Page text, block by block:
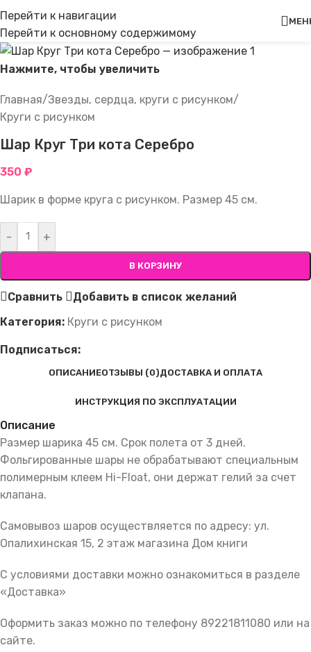
Перейти к навигации
Перейти к основному содержимому
Нажмите, чтобы увеличить
Главная/Звезды, сердца, круги с рисунком/
Круги с рисунком
Шар Круг Три кота Серебро
350 ₽
Шарик в форме круга с рисунком. Размер 45 см.
- +
В КОРЗИНУ
Сравнить
Добавить в список желаний
Категория: Круги с рисунком
Подписаться:
ОПИСАНИЕОТЗЫВЫ (0)ДОСТАВКА И ОПЛАТА
ИНСТРУКЦИЯ ПО ЭКСПЛУАТАЦИИ
Описание
Размер шарика 45 см. Срок полета от 3 дней.
Фольгированные шары не обрабатывают специальным
полимерным клеем Hi-Float, они держат гелий за счет
клапана.
Самовывоз шаров осуществляется по адресу: ул.
Опалихинская 15, 2 этаж магазина Дом книги
С условиями доставки можно ознакомиться в разделе
«Доставка»
Оформить заказ можно по телефону 89221811080 или на
сайте.